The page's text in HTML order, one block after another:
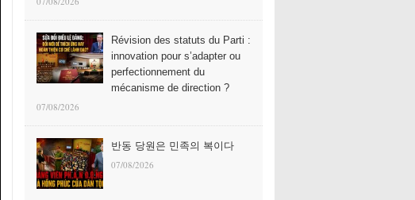
Révision des statuts du Parti :
innovation pour s’adapter ou
perfectionnement du
mécanisme de direction ?
07/08/2026
반동 당원은 민족의 복이다
07/08/2026